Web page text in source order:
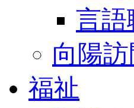
言語
向陽
福祉